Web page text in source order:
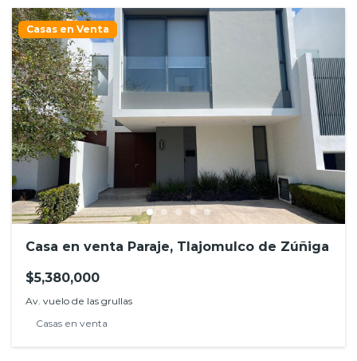
Casas en Venta
Casa en venta Paraje, Tlajomulco de Zúñiga
$5,380,000
Av. vuelo de las grullas
Casas en venta